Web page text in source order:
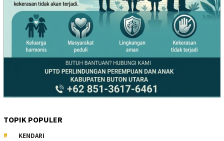
TOPIK POPULER
KENDARI